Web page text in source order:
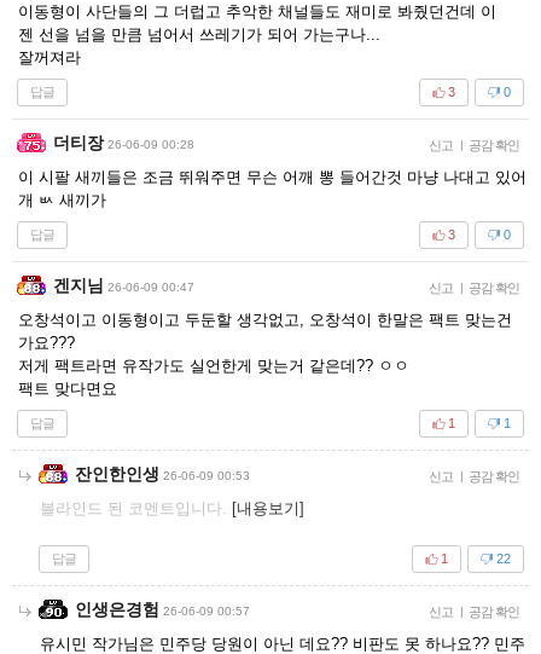
이동형이 사단들의 그 더럽고 추악한 채널들도 재미로 봐줬던건데 이
젠 선을 넘을 만큼 넘어서 쓰레기가 되어 가는구나...
잘꺼져라
답글 0
3
더티장 26-06-09 00:28 신고 | 공감 확인
이 시팔 새끼들은 조금 뛰워주면 무슨 어깨 뽕 들어간것 마냥 나대고 있어
개 ㅄ 새끼가
답글 0
3
겐지님 26-06-09 00:47 신고 | 공감 확인
오창석이고 이동형이고 두둔할 생각없고, 오창석이 한말은 팩트 맞는건
가요???
저게 팩트라면 유작가도 실언한게 맞는거 같은데?? ㅇㅇ
팩트 맞다면요
답글 1
1
잔인한인생 26-06-09 00:53 신고 | 공감 확인
블라인드 된 코멘트입니다. [내용보기]
답글 22
1
인생은경험 26-06-09 00:57 신고 | 공감 확인
유시민 작가님은 민주당 당원이 아닌 데요?? 비판도 못 하나요?? 민주